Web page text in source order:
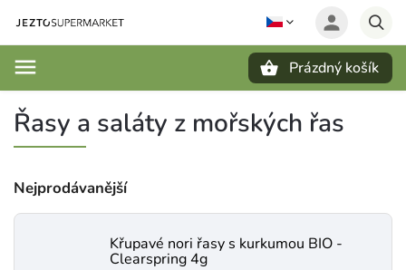
Prázdný košík
Řasy a saláty z mořských řas
Nejprodávanější
Křupavé nori řasy s kurkumou BIO -
Clearspring 4g